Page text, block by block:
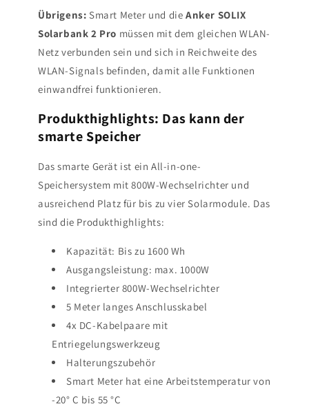
Übrigens: Smart Meter und dieAnker SOLIX
Solarbank 2 Pro müssen mit dem gleichen WLAN-
Netz verbunden sein und sich in Reichweite des
WLAN-Signals befinden, damit alle Funktionen
einwandfrei funktionieren.
Produkthighlights: Das kann der
smarte Speicher
Das smarte Gerät ist ein All-in-one-
Speichersystem mit 800W-Wechselrichter und
ausreichend Platz für bis zu vier Solarmodule. Das
sind die Produkthighlights:
Kapazität: Bis zu 1600 Wh
Ausgangsleistung: max. 1000W
Integrierter 800W-Wechselrichter
5 Meter langes Anschlusskabel
4x DC-Kabelpaare mit
Entriegelungswerkzeug
Halterungszubehör
Smart Meter hat eine Arbeitstemperatur von
-20° C bis 55 °C